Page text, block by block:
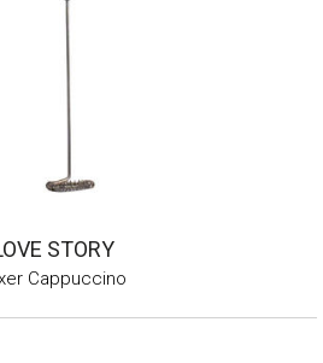
STORY
Cappuccino